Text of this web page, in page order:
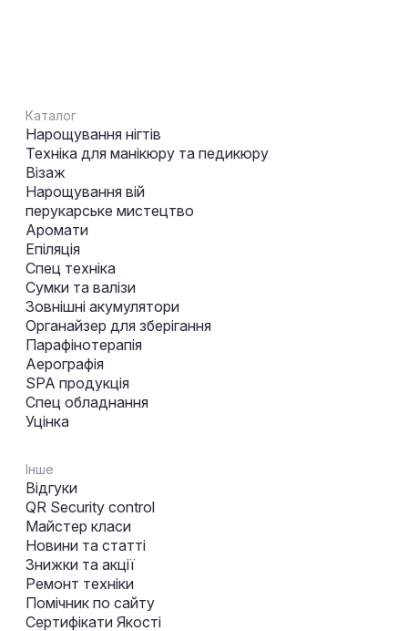
Каталог
Нарощування нігтів
Техніка для манікюру та педикюру
Візаж
Нарощування вій
перукарське мистецтво
Аромати
Епіляція
Спец техніка
Сумки та валізи
Зовнішні акумулятори
Органайзер для зберігання
Парафінотерапія
Аерографія
SPA продукція
Спец обладнання
Уцінка
Інше
Відгуки
QR Security control
Майстер класи
Новини та статті
Знижки та акції
Ремонт техніки
Помічник по сайту
Сертифікати Якості